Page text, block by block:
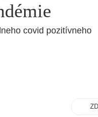
covid pozitívneho